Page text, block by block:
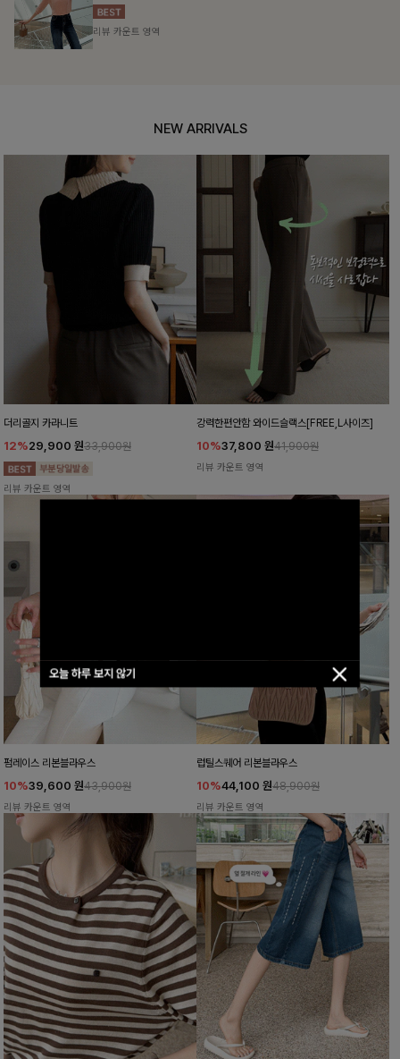
오늘 하루 보지 않기
리뷰 카운트 영역
NEW ARRIVALS
더리골지 카라니트
12%29,900 원33,900원
리뷰 카운트 영역
강력한편안함 와이드슬랙스[FREE,L사이즈]
10%37,800 원41,900원
리뷰 카운트 영역
펌레이스 리본블라우스
10%39,600 원43,900원
리뷰 카운트 영역
럽틸스퀘어 리본블라우스
10%44,100 원48,900원
리뷰 카운트 영역